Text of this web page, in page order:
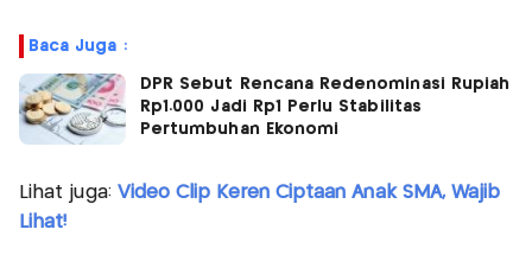
Baca Juga :
DPR Sebut Rencana Redenominasi Rupiah
Rp1.000 Jadi Rp1 Perlu Stabilitas
Pertumbuhan Ekonomi
Lihat juga: Video Clip Keren Ciptaan Anak SMA, Wajib
Lihat!